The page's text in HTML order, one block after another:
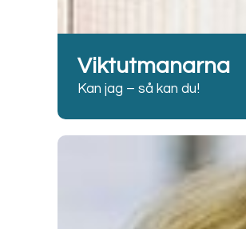
Viktutmanarna
Kan jag – så kan du!